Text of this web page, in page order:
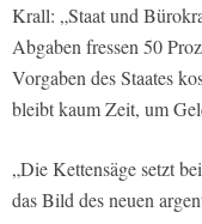
Krall: „Staat und
Abgaben fressen 50
Vorgaben des Staates
bleibt kaum Zeit, um
„Die Kettensäge setzt
das Bild des neuen